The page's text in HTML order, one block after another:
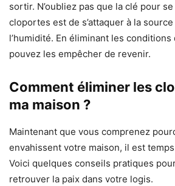
sortir. N’oubliez pas que la clé pour
cloportes est de s’attaquer à la
l’humidité. En éliminant les
pouvez les empêcher de revenir.
Comment éliminer les
ma maison ?
Maintenant que vous comprenez
envahissent votre maison, il est temps
Voici quelques conseils pratiques
retrouver la paix dans votre logis.